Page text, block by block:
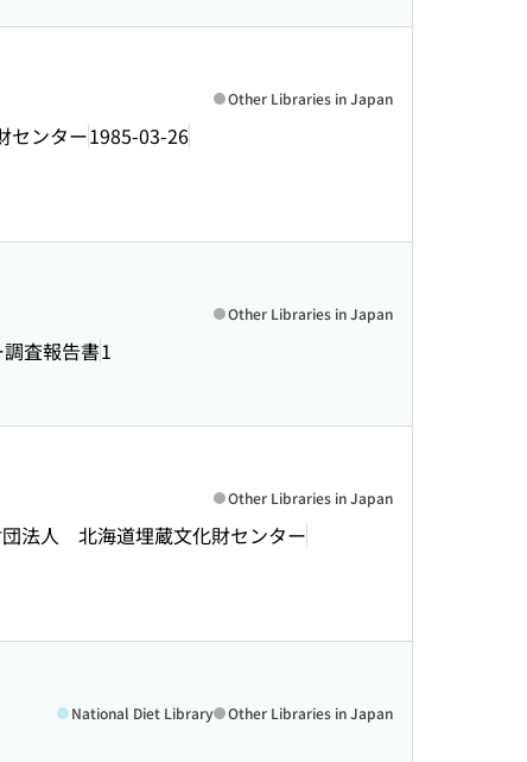
センター1985-03-26
Other Libraries in Japan
査報告書1
Other Libraries in Japan
法人 北海道埋蔵文化財センター
Other Libraries in Japan
National Diet Library Other Libraries in Japan